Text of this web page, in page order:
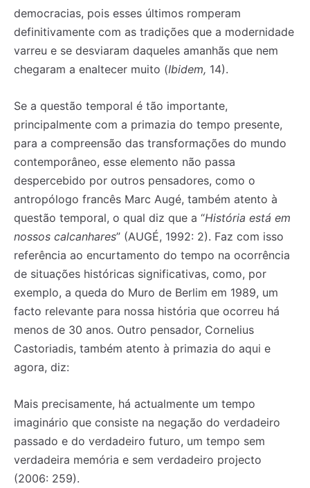
democracias, pois esses últimos romperam
definitivamente com as tradições que a modernidade
varreu e se desviaram daqueles amanhãs que nem
chegaram a enaltecer muito (Ibidem, 14).
Se a questão temporal é tão importante,
principalmente com a primazia do tempo presente,
para a compreensão das transformações do mundo
contemporâneo, esse elemento não passa
despercebido por outros pensadores, como o
antropólogo francês Marc Augé, também atento à
questão temporal, o qual diz que a “História está em
nossos calcanhares” (AUGÉ, 1992: 2). Faz com isso
referência ao encurtamento do tempo na ocorrência
de situações históricas significativas, como, por
exemplo, a queda do Muro de Berlim em 1989, um
facto relevante para nossa história que ocorreu há
menos de 30 anos. Outro pensador, Cornelius
Castoriadis, também atento à primazia do aqui e
agora, diz:
Mais precisamente, há actualmente um tempo
imaginário que consiste na negação do verdadeiro
passado e do verdadeiro futuro, um tempo sem
verdadeira memória e sem verdadeiro projecto
(2006: 259).